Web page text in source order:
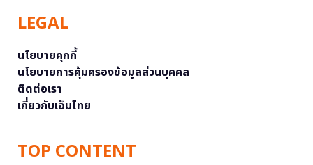
LEGAL
นโยบายคุกกี้
นโยบายการคุ้มครองข้อมูลส่วนบุคคล
ติดต่อเรา
เกี่ยวกับเอ็มไทย
TOP CONTENT